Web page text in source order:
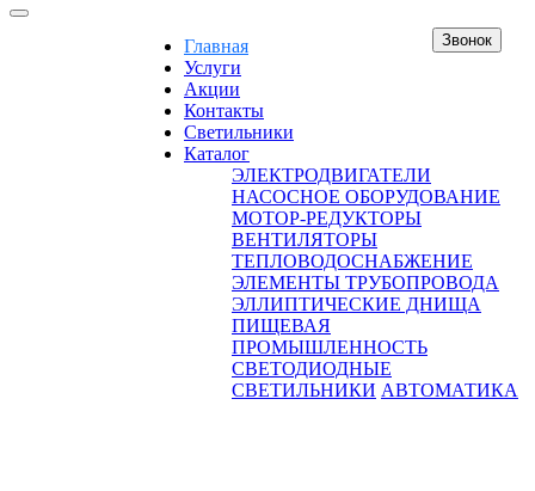
Главная
Услуги
Акции
Контакты
Светильники
Каталог
ЭЛЕКТРОДВИГАТЕЛИ
НАСОСНОЕ ОБОРУДОВАНИЕ
МОТОР-РЕДУКТОРЫ
ВЕНТИЛЯТОРЫ
ТЕПЛОВОДОСНАБЖЕНИЕ
ЭЛЕМЕНТЫ ТРУБОПРОВОДА
ЭЛЛИПТИЧЕСКИЕ ДНИЩА
ПИЩЕВАЯ
ПРОМЫШЛЕННОСТЬ
СВЕТОДИОДНЫЕ
СВЕТИЛЬНИКИ АВТОМАТИКА
Звонок